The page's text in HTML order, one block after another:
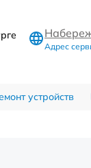
Адрес
устройств